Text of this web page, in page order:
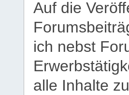
Auf die
ich nebst
alle Inhalte